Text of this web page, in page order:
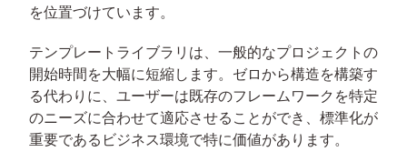
を位置づけています。
テンプレートライブラリは、一般的なプロジェクトの
開始時間を大幅に短縮します。ゼロから構造を構築す
る代わりに、ユーザーは既存のフレームワークを特定
のニーズに合わせて適応させることができ、標準化が
重要であるビジネス環境で特に価値があります。